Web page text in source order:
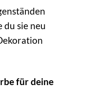
du sie neu
für deine